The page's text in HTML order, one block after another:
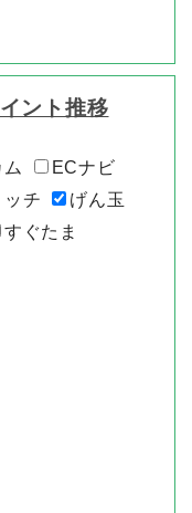
ント推移
ECナビ
ッチ
げん玉
すぐたま